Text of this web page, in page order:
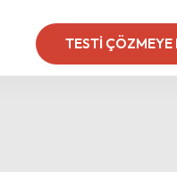
TESTI